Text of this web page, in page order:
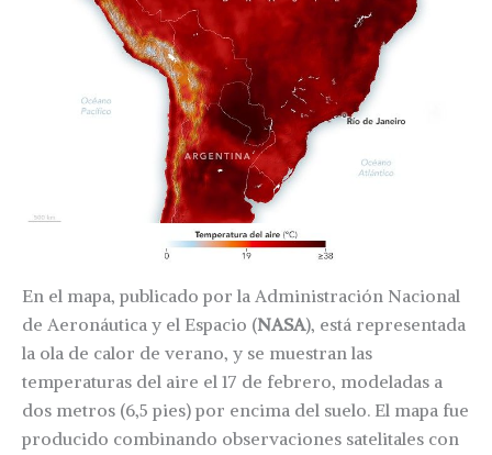
En el mapa, publicado por la Administración Nacional
de Aeronáutica y el Espacio (NASA), está representada
la ola de calor de verano, y se muestran las
temperaturas del aire el 17 de febrero, modeladas a
dos metros (6,5 pies) por encima del suelo. El mapa fue
producido combinando observaciones satelitales con